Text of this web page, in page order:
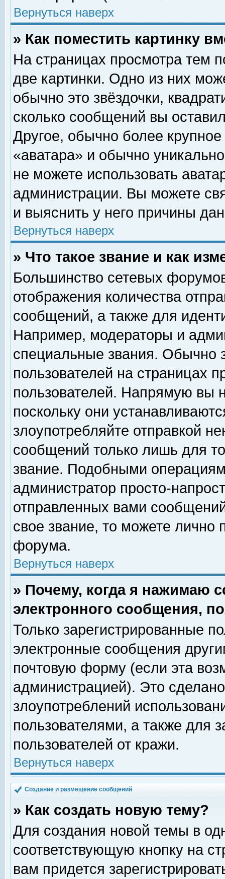
Вернуться наверх
» Как поместить картинку
На страницах просмотра тем
две картинки. Одно из них
обычно это звёздочки,
сколько сообщений вы
Другое, обычно более
«аватара» и обычно
не можете использовать
администрации. Вы можете
и выяснить у него причины
Вернуться наверх
» Что такое звание и как
Большинство сетевых
отображения количества
сообщений, а также для
Например, модераторы и
специальные звания. Обычно
пользователей на страницах
пользователей. Напрямую вы
поскольку они
злоупотребляйте отправкой
сообщений только лишь для
звание. Подобными
администратор просто-
отправленных вами
свое звание, то можете лично
форума.
Вернуться наверх
» Почему, когда я нажимаю
электронного сообщения,
Только зарегистрированные
электронные сообщения
почтовую форму (если эта
администрацией). Это
злоупотреблений
пользователями, а также для
пользователей от кражи.
Вернуться наверх
Создание и размещение сообщений
» Как создать новую тему?
Для создания новой темы в
соответствующую кнопку на
вам придется